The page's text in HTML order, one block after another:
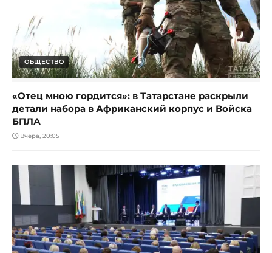
ОБЩЕСТВО
«Отец мною гордится»: в Татарстане раскрыли
детали набора в Африканский корпус и Войска
БПЛА
Вчера, 20:05